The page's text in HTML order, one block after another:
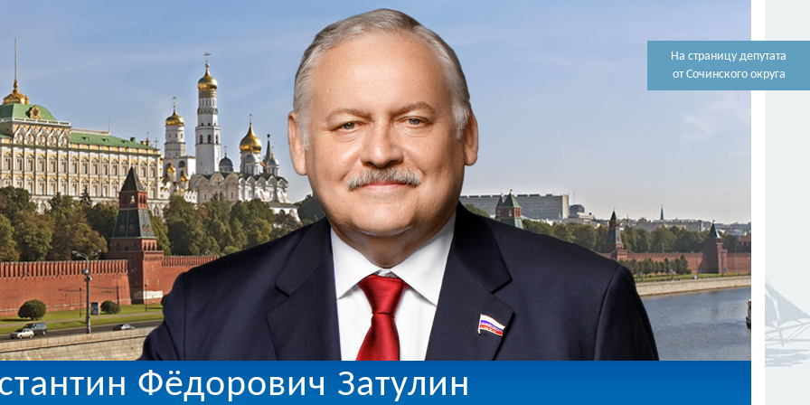
На страницу депутата
от Сочинского округа
Фёдорович Затулин